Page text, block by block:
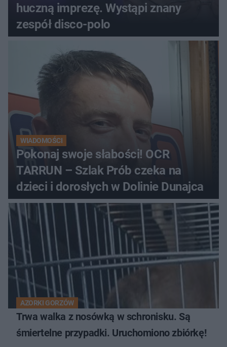
huczną imprezę. Wystąpi znany
zespół disco-polo
WIADOMOŚCI
Pokonaj swoje słabości! OCR
TARRUN – Szlak Prób czeka na
dzieci i dorosłych w Dolinie Dunajca
AZORKI GORZÓW
Trwa walka z nosówką w schronisku. Są
śmiertelne przypadki. Uruchomiono zbiórkę!